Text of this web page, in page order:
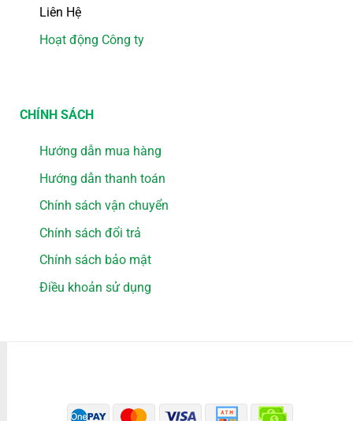
Liên Hệ
Hoạt động Công ty
CHÍNH SÁCH
Hướng dẫn mua hàng
Hướng dẫn thanh toán
Chính sách vận chuyển
Chính sách đổi trả
Chính sách bảo mật
Điều khoản sử dụng